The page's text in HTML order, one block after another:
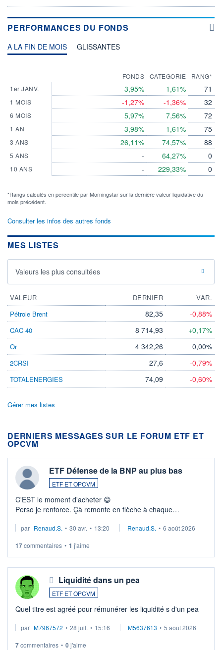
PERFORMANCES DU FONDS
A LA FIN DE MOIS GLISSANTES
1er JANV.
1 MOIS
6 MOIS
1 AN
3 ANS
5 ANS
10 ANS
FONDS
3,95%
-1,27%
5,97%
3,98%
26,11%
-
-
CATEGORIE
1,61%
-1,36%
7,56%
1,61%
74,57%
64,27%
229,33%
RANG*
71
32
72
75
88
0
0
*Rangs calculés en percentile par Morningstar sur la dernière valeur liquidative du
mois précédent.
Consulter les infos des autres fonds
MES LISTES
Valeurs les plus consultées
VALEUR DERNIER
VAR.
Pétrole Brent
82,35 -0,88%
CAC 40 8 714,93 +0,17%
Or 4 342,26 0,00%
2CRSI 27,6 -0,79%
TOTALENERGIES 74,09 -0,60%
Gérer mes listes
DERNIERS MESSAGES SUR LE FORUM ETF ET
OPCVM
ETF Défense de la BNP au plus bas
ETF ET OPCVM
C'EST le moment d'acheter 😄​
Perso je renforce. Çà remonte en flèche à chaque
Investissement long terme tip top pour sa retraite.
par Renaud.S. • 30 avr. • 13:20 Renaud.S. • 6 août 2026
17commentaires • 1 j'aime
Liquidité dans un pea
ETF ET OPCVM
Quel titre est agréé pour rémunérer les liquidité s d'un pea
par M7967572 • 28 juil. • 15:16 M5637613 • 5 août 2026
7commentaires • 0j'aime